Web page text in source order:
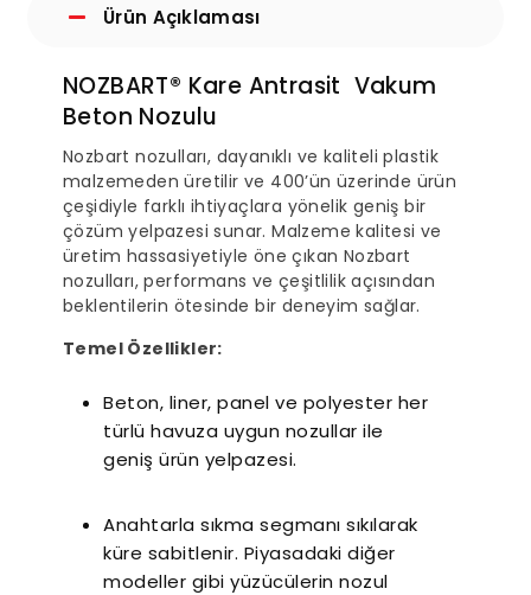
Ürün Açıklaması
NOZBART® Kare Antrasit Vakum
Beton Nozulu
Nozbart nozulları, dayanıklı ve kaliteli plastik
malzemeden üretilir ve 400’ün üzerinde ürün
çeşidiyle farklı ihtiyaçlara yönelik geniş bir
çözüm yelpazesi sunar. Malzeme kalitesi ve
üretim hassasiyetiyle öne çıkan Nozbart
nozulları, performans ve çeşitlilik açısından
beklentilerin ötesinde bir deneyim sağlar.
Temel Özellikler:
Beton, liner, panel ve polyester her
türlü havuza uygun nozullar ile
geniş ürün yelpazesi.
Anahtarla sıkma segmanı sıkılarak
küre sabitlenir. Piyasadaki diğer
modeller gibi yüzücülerin nozul